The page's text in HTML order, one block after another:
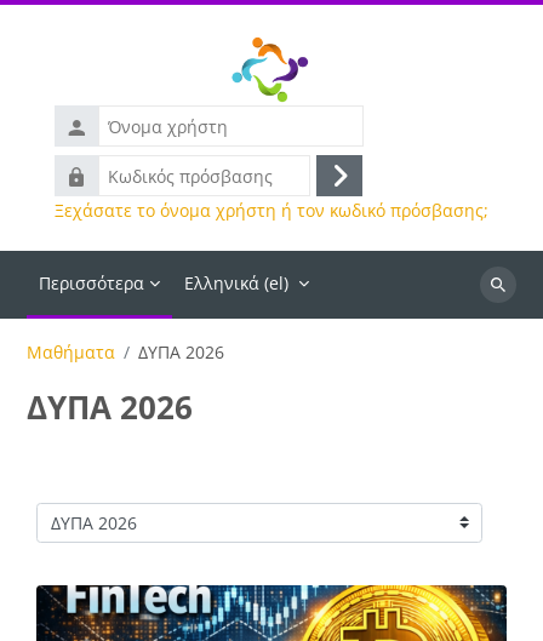
Όνομα
χρήστη
Κωδικός
πρόσβασης
Σύνδεση
Ξεχάσατε το όνομα χρήστη ή τον κωδικό πρόσβασης;
Περισσότερα Ελληνικά ‎(el)‎
Μαθήματα ΔΥΠΑ 2026
ΔΥΠΑ 2026
Κατηγορίες μαθημάτων